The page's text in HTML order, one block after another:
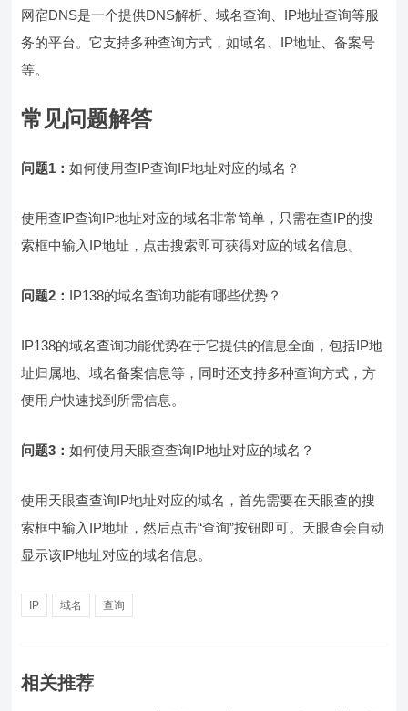
网宿DNS是一个提供DNS解析、域名查询、IP地址查询等服
务的平台。它支持多种查询方式，如域名、IP地址、备案号
等。
常见问题解答
问题1：如何使用查IP查询IP地址对应的域名？
使用查IP查询IP地址对应的域名非常简单，只需在查IP的搜
索框中输入IP地址，点击搜索即可获得对应的域名信息。
问题2： IP138的域名查询功能有哪些优势？
IP138的域名查询功能优势在于它提供的信息全面，包括IP地
址归属地、域名备案信息等，同时还支持多种查询方式，方
便用户快速找到所需信息。
问题3：如何使用天眼查查询IP地址对应的域名？
使用天眼查查询IP地址对应的域名，首先需要在天眼查的搜
索框中输入IP地址，然后点击“查询”按钮即可。天眼查会自动
显示该IP地址对应的域名信息。
IP 域名 查询
相关推荐